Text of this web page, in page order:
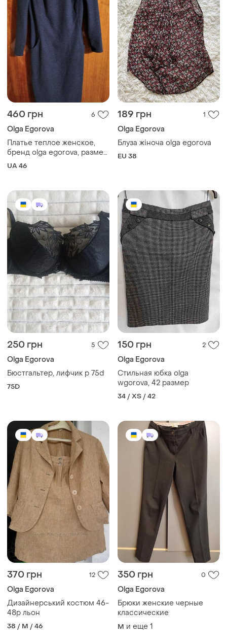
460 грн 6
Olga Egorova
Платье теплое женское,
бренд olga egorova, размер
46.
UA 46
189 грн 1
Olga Egorova
Блуза жіноча olga egorova
EU 38
250 грн 5
Olga Egorova
Бюстгальтер, лифчик р 75d
75D
150 грн 2
Olga Egorova
Стильная юбка olga
wgorova, 42 размер
34 / XS / 42
370 грн 12
Olga Egorova
Дизайнерський костюм 46-
48р льон
38 / M / 46
350 грн 0
Olga Egorova
Брюки женские черные
классические
M и еще 1